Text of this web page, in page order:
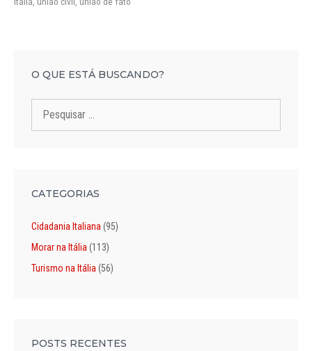
O QUE ESTÁ BUSCANDO?
CATEGORIAS
Cidadania Italiana (95)
Morar na Itália (113)
Turismo na Itália (56)
POSTS RECENTES